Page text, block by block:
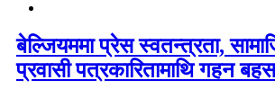
बेल्जियममा प्रेस स्वतन्त्रता,
प्रवासी पत्रकारितामाथि गहन बहस